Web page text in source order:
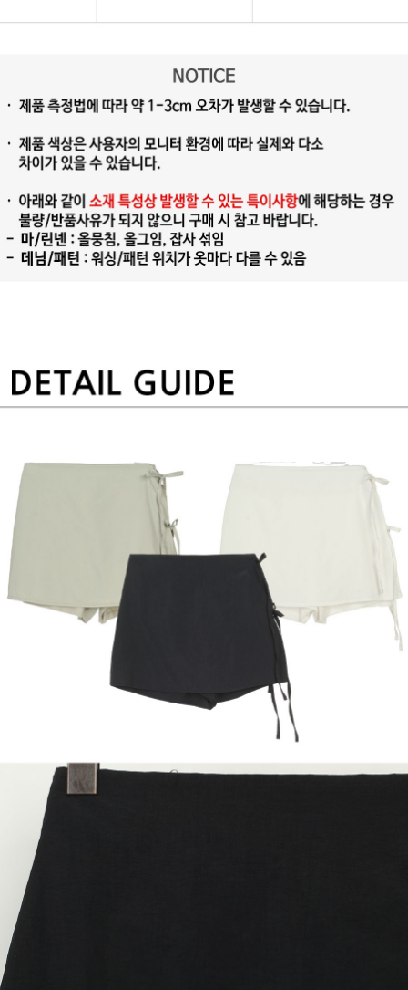
프 하세요!